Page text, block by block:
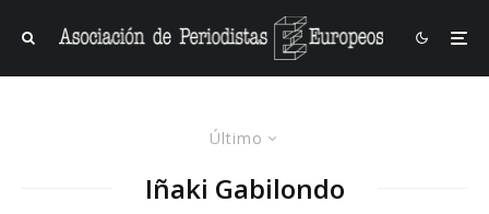
Último
Iñaki Gabilondo